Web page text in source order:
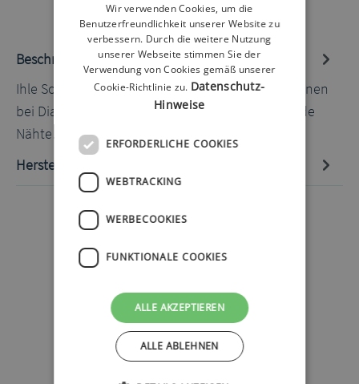
Beschreibung
Ihle Socke klassisch marine Gr. 43-46 Füße verdienen
bei Diabetes besondere Aufmerksamkeit Störende
Nähte…
Mehr
Hersteller-Informationen
Wir verwenden Cookies, um die
Benutzerfreundlichkeit unserer Website zu
verbessern. Durch die weitere Nutzung
unserer Webseite stimmen Sie der
Verwendung von Cookies gemäß unserer
Cookie-Richtlinie zu. Datenschutz-
Hinweise
ERFORDERLICHE COOKIES
WEBTRACKING
WERBECOOKIES
FUNKTIONALE COOKIES
ALLE AKZEPTIEREN
ALLE ABLEHNEN